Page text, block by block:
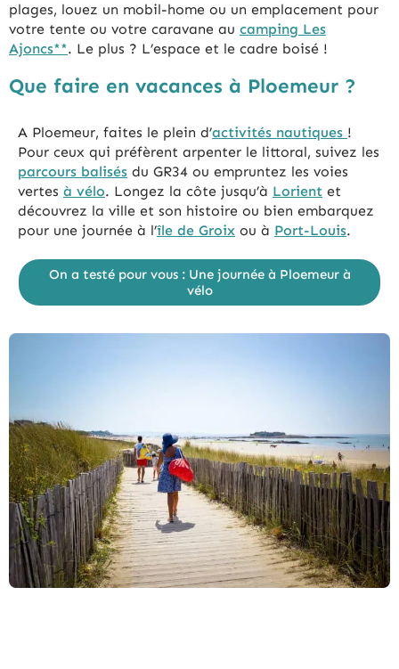
plages, louez un mobil-home ou un emplacement pour
votre tente ou votre caravane au camping Les
Ajoncs**. Le plus ? L’espace et le cadre boisé !
Que faire en vacances à Ploemeur ?
A Ploemeur, faites le plein d’activités nautiques !
Pour ceux qui préfèrent arpenter le littoral, suivez les
parcours balisés du GR34 ou empruntez les voies
vertes à vélo. Longez la côte jusqu’à Lorient et
découvrez la ville et son histoire ou bien embarquez
pour une journée à l’île de Groix ou à Port-Louis.
On a testé pour vous : Une journée à Ploemeur à
vélo